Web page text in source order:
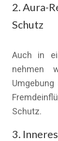
2. Aura-
Schutz
Auch in
nehmen
Schutz.
3.